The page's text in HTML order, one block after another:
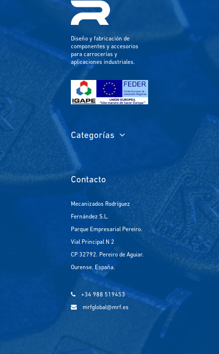
Diseño y fabricación de
componentes y accesorios
para carrocerías y
aplicaciones industriales.
Categorías
Contacto
Mecanizados Rodríguez
Fernández S.L.
Parque Empresarial Pereiro.
Vial Principal N 2
CP 32792. Pereiro de Aguiar.
Ourense. España.
+34 988 519453
mrfglobal@mrf.es